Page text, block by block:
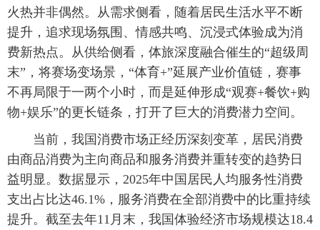
火热并非偶然。从需求侧看，随着居民生活水平不断
提升，追求现场氛围、情感共鸣、沉浸式体验成为消
费新热点。从供给侧看，体旅深度融合催生的“超级周
末”，将赛场变场景，“体育+”延展产业价值链，赛事
不再局限于一两个小时，而是延伸形成“观赛+餐饮+购
物+娱乐”的更长链条，打开了巨大的消费潜力空间。
当前，我国消费市场正经历深刻变革，居民消费
由商品消费为主向商品和服务消费并重转变的趋势日
益明显。数据显示，2025年中国居民人均服务性消费
支出占比达46.1%，服务消费在全部消费中的比重持续
提升。截至去年11月末，我国体验经济市场规模达18.4